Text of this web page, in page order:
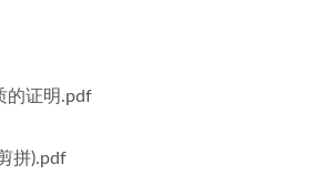
的证明.pdf
拼).pdf